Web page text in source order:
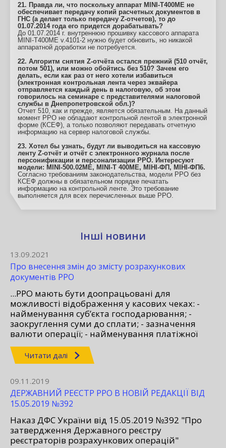
21. Правда ли, что поскольку аппарат MINI-T400ME не
обеспечивает передачу копий расчетных документов в
ГНС (а делает только передачу Z-отчетов), то до
01.07.2014 года его придется дорабатывать?
До 01.07.2014 г. внутреннюю прошивку кассового аппарата
MINI-T400ME v.4101-2 нужно будет обновить, но никакой
аппаратной доработки не потребуется.
22. Алгоритм снятия Z-отчёта остался прежний (510 отчёт,
потом 501), или можно обойтись без 510? Зачем его
делать, если как раз от него хотели избавиться
(электронная контрольная лента через эквайера
отправляется каждый день в налоговую, об этом
говорилось на семинаре с представителями налоговой
службы в Днепропетровской обл.)?
Отчет 510, как и прежде, является обязательным. На данный
момент РРО не обладают контрольной лентой в электронной
форме (КСЕФ), а только позволяют передавать отчетную
информацию на сервер налоговой службы.
23. Хотел бы узнать, будут ли выводиться на кассовую
ленту Z-отчёт и отчёт с электронного журнала после
персонификации и персонализации РРО. Интересуют
модели: MINI-500.02ME, MINI-Т 400МЕ, МІНІ-ФП, МІНІ-ФП6.
Согласно требованиям законодательства, модели РРО без
КСЕФ должны в обязательном порядке печатать
информацию на контрольной ленте. Это требование
выполняется для всех перечисленных выше РРО.
Інші новини
13.09.2021
Про внесення змін до змісту розрахункових
документів РРО
...РРО мають бути доопрацьовані для
можливості відображення у касових чеках: -
найменування суб’єкта господарювання; -
заокруглення суми до сплати; - зазначення
валюти операції; - найменування платіжної
Читати далі
09.11.2019
ДЕРЖАВНИЙ РЕЄСТР РРО В НОВІЙ РЕДАКЦІЇ ВІД
15.05.2019 №392
Наказ ДФС України від 15.05.2019 №392 "Про
затвердження Державного реєстру
реєстраторів розрахункових операцій"